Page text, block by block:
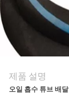
하
기
식
제품 설명
오일 흡수 튜브 배